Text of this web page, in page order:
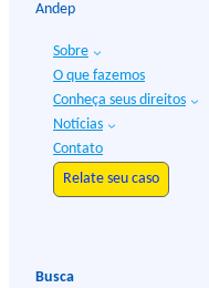
Andep
Sobre
O que fazemos
Conheça seus direitos
Notícias
Contato
Relate seu caso
Busca